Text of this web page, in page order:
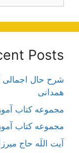
Posts
شرح حال اجمالی
همدانی
مجموعه کتاب
مجموعه کتاب
آیت اللَه حاج